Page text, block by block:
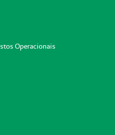
Operacionais